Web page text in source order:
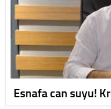
Esnafa can suyu!